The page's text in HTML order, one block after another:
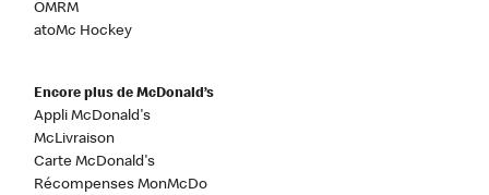
OMRM
atoMc Hockey
Encore plus de McDonald’s
Appli McDonald's
McLivraison
Carte McDonald's
Récompenses MonMcDo